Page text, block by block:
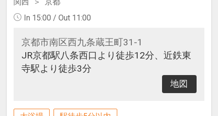
関西
京都
In 15:00 / Out 11:00
京都市南区西九条蔵王町31-1
JR京都駅八条西口より徒歩12分、近鉄東
寺駅より徒歩3分
地図